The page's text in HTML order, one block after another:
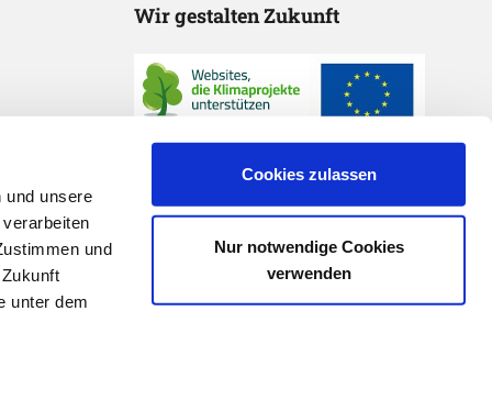
und unsere
und
unter dem
Cookies zulassen
Nur notwendige Cookies
verwenden
Wir gestalten Zukunft